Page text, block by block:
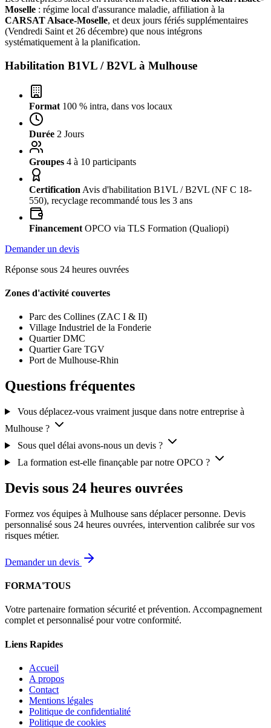
Moselle : régime local d'assurance maladie, affiliation à la
CARSAT Alsace-Moselle, et deux jours fériés supplémentaires
(Vendredi Saint et 26 décembre) que nous intégrons
systématiquement à la planification.
Habilitation B1VL / B2VL à Mulhouse
Format 100 % intra, dans vos locaux
Durée 2 Jours
Groupes 4 à 10 participants
Certification Avis d'habilitation B1VL / B2VL (NF C 18-
550), recyclage recommandé tous les 3 ans
Financement OPCO via TLS Formation (Qualiopi)
Demander un devis
Réponse sous 24 heures ouvrées
Zones d'activité couvertes
Parc des Collines (ZAC I & II)
Village Industriel de la Fonderie
Quartier DMC
Quartier Gare TGV
Port de Mulhouse-Rhin
Questions fréquentes
Vous déplacez-vous vraiment jusque dans notre entreprise à
Mulhouse ?
Sous quel délai avons-nous un devis ?
La formation est-elle finançable par notre OPCO ?
Devis sous 24 heures ouvrées
Formez vos équipes à Mulhouse sans déplacer personne. Devis
personnalisé sous 24 heures ouvrées, intervention calibrée sur vos
risques métier.
Demander un devis
FORMA'TOUS
Votre partenaire formation sécurité et prévention. Accompagnement
complet et personnalisé pour votre conformité.
Liens Rapides
Accueil
A propos
Contact
Mentions légales
Politique de confidentialité
Politique de cookies